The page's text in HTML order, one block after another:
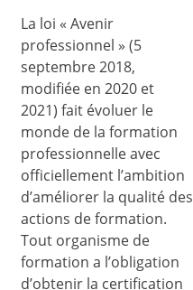
La loi « Avenir
professionnel » (5
septembre 2018,
modifiée en 2020 et
2021) fait évoluer le
monde de la formation
professionnelle avec
officiellement l’ambition
d’améliorer la qualité des
actions de formation.
Tout organisme de
formation a l’obligation
d’obtenir la certification